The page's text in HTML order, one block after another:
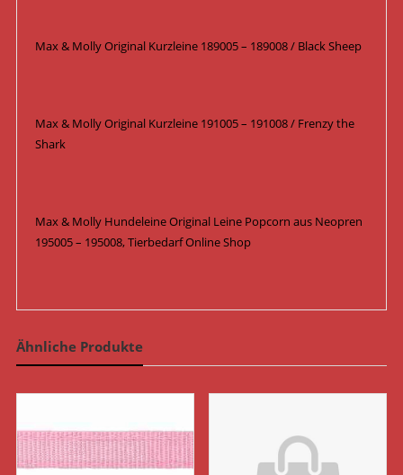
Max & Molly Original Kurzleine 189005 – 189008 / Black Sheep
Max & Molly Original Kurzleine 191005 – 191008 / Frenzy the
Shark
Max & Molly Hundeleine Original Leine Popcorn aus Neopren
195005 – 195008, Tierbedarf Online Shop
Ähnliche Produkte